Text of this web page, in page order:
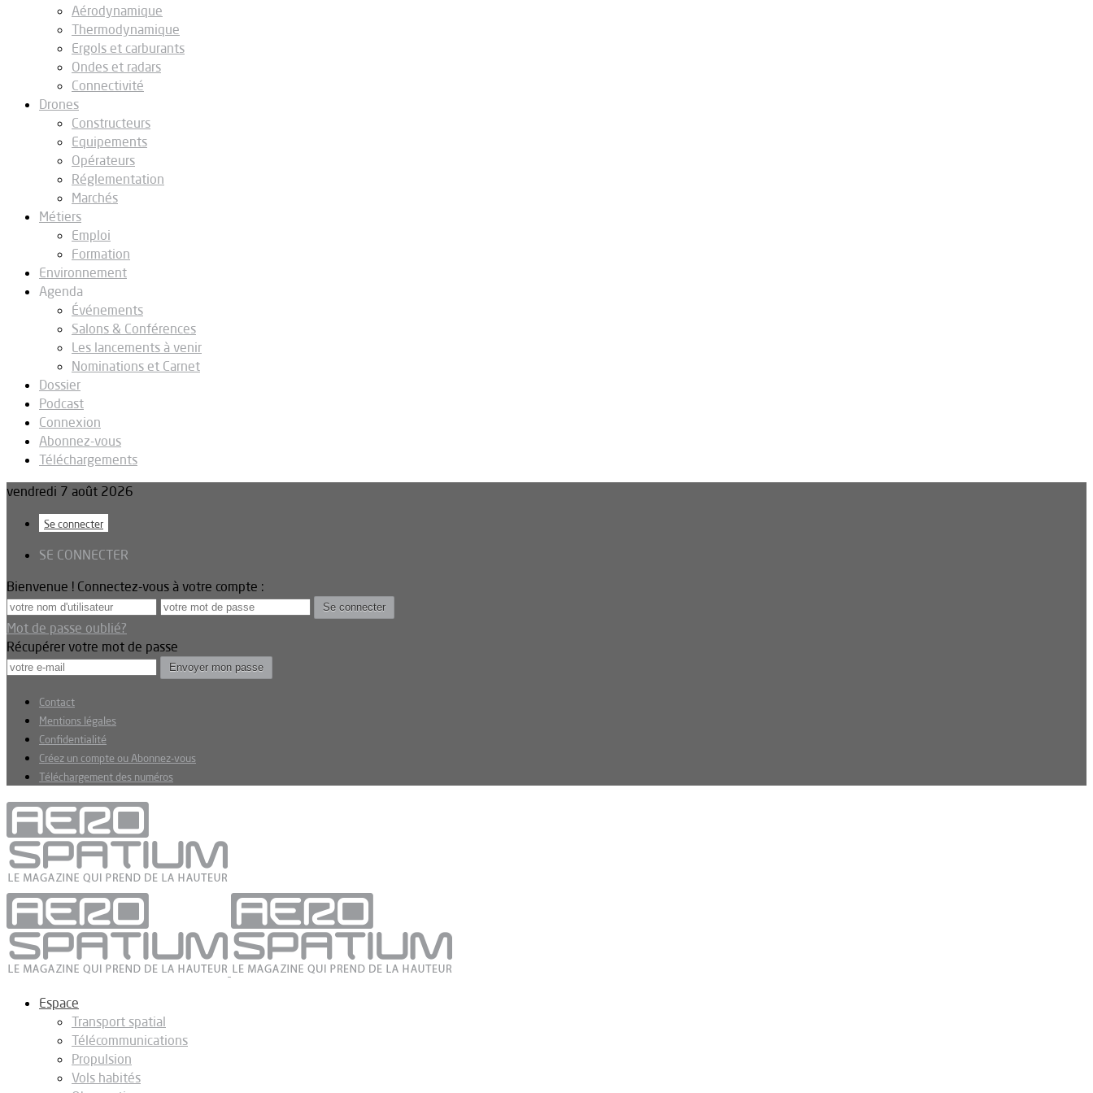
Aérodynamique
Thermodynamique
Ergols et carburants
Ondes et radars
Connectivité
Drones
Constructeurs
Equipements
Opérateurs
Réglementation
Marchés
Métiers
Emploi
Formation
Environnement
Agenda
Événements
Salons & Conférences
Les lancements à venir
Nominations et Carnet
Dossier
Podcast
Connexion
Abonnez-vous
Téléchargements
vendredi 7 août 2026
Se connecter
SE CONNECTER
Bienvenue ! Connectez-vous à votre compte :
Mot de passe oublié?
Récupérer votre mot de passe
Contact
Mentions légales
Confidentialité
Créez un compte ou Abonnez-vous
Téléchargement des numéros
Espace
Transport spatial
Télécommunications
Propulsion
Vols habités